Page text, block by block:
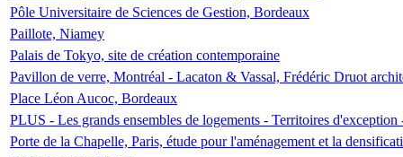
Pôle Universitaire de Sciences de Gestion, Bordeaux
Paillote, Niamey
Palais de Tokyo, site de création contemporaine
Pavillon de verre, Montréal - Lacaton & Vassal, Frédéric Druot
Place Léon Aucoc, Bordeaux
PLUS - Les grands ensembles de logements - Territoires
Porte de la Chapelle, Paris, étude pour l'aménagement et la